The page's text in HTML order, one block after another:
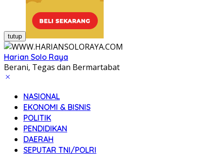
tutup
Harian Solo Raya
Berani, Tegas dan Bermartabat
NASIONAL
EKONOMI & BISNIS
POLITIK
PENDIDIKAN
DAERAH
SEPUTAR TNI/POLRI